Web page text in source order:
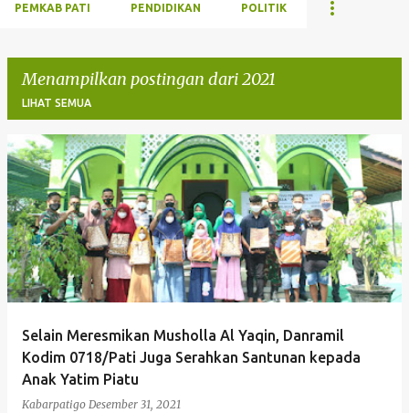
PEMKAB PATI PENDIDIKAN POLITIK
Menampilkan postingan dari 2021
LIHAT SEMUA
P
o
s
t
n
Selain Meresmikan Musholla Al Yaqin, Danramil
Kodim 0718/Pati Juga Serahkan Santunan kepada
Anak Yatim Piatu
Kabarpatigo Desember 31, 2021